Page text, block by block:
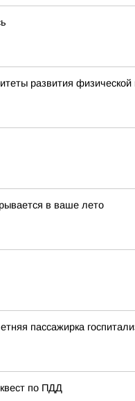
развития физической
в ваше лето
пассажирка
по ПДД